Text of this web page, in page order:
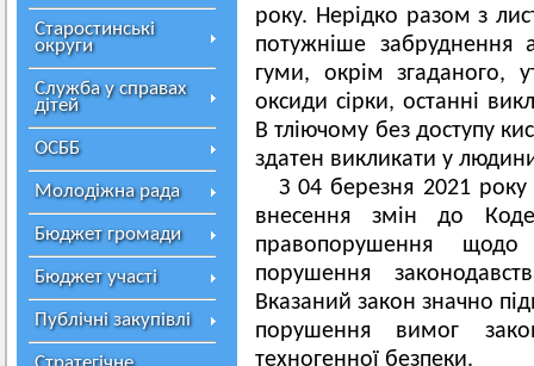
Старостинські
округи
Служба у справах
дітей
ОСББ
Молодіжна рада
Бюджет громади
Бюджет участі
Публічні закупівлі
року. Нерідко разом з
потужніше забруднення
гуми, окрім згаданого,
оксиди сірки, останні
В тліючому без доступу
здатен викликати у
З 04 березня 2021 року
внесення змін до
правопорушення щодо
порушення
Вказаний закон значно
порушення вимог
техногенної безпеки.